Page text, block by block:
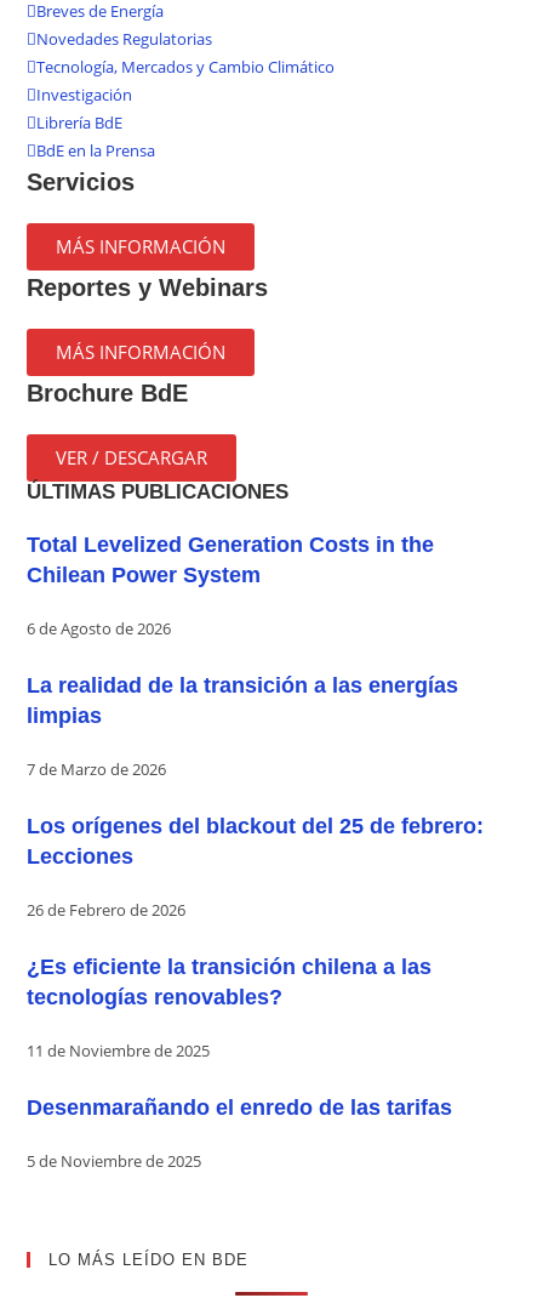
Breves de Energía
Novedades Regulatorias
Tecnología, Mercados y Cambio Climático
Investigación
Librería BdE
BdE en la Prensa
Servicios
MÁS INFORMACIÓN
Reportes y Webinars
MÁS INFORMACIÓN
Brochure BdE
VER / DESCARGAR
ÚLTIMAS PUBLICACIONES
Total Levelized Generation Costs in the
Chilean Power System
6 de Agosto de 2026
La realidad de la transición a las energías
limpias
7 de Marzo de 2026
Los orígenes del blackout del 25 de febrero:
Lecciones
26 de Febrero de 2026
¿Es eficiente la transición chilena a las
tecnologías renovables?
11 de Noviembre de 2025
Desenmarañando el enredo de las tarifas
5 de Noviembre de 2025
LO MÁS LEÍDO EN BDE